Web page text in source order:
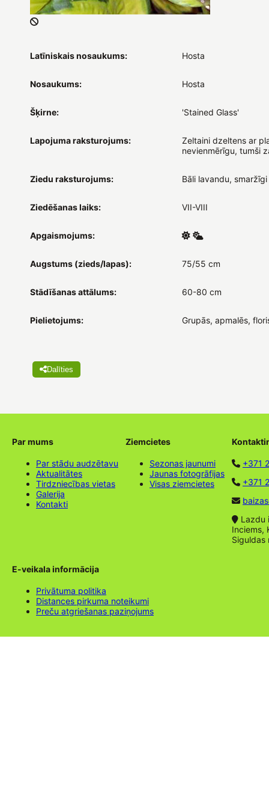
Latīniskais nosaukums: Hosta
Nosaukums: Hosta
Šķirne: 'Stained Glass'
Lapojuma raksturojums:
Zeltaini dzeltens ar
nevienmērīgu, tumši
Ziedu raksturojums: Bāli lavandu, smaržīgi
Ziedēšanas laiks: VII-VIII
Apgaismojums:
Augstums (zieds/lapas): 75/55 cm
Stādīšanas attālums: 60-80 cm
Pielietojums: Grupās, apmalēs,
Dalīties
Par mums
Par stādu audzētavu
Aktualitātes
Tirdzniecības vietas
Galerija
Kontakti
Ziemcietes
Sezonas jaunumi
Jaunas fotogrāfijas
Visas ziemcietes
+371
+371
Lazdu
Inciems,
Siguldas
E-veikala informācija
Privātuma politika
Distances pirkuma noteikumi
Preču atgriešanas paziņojums